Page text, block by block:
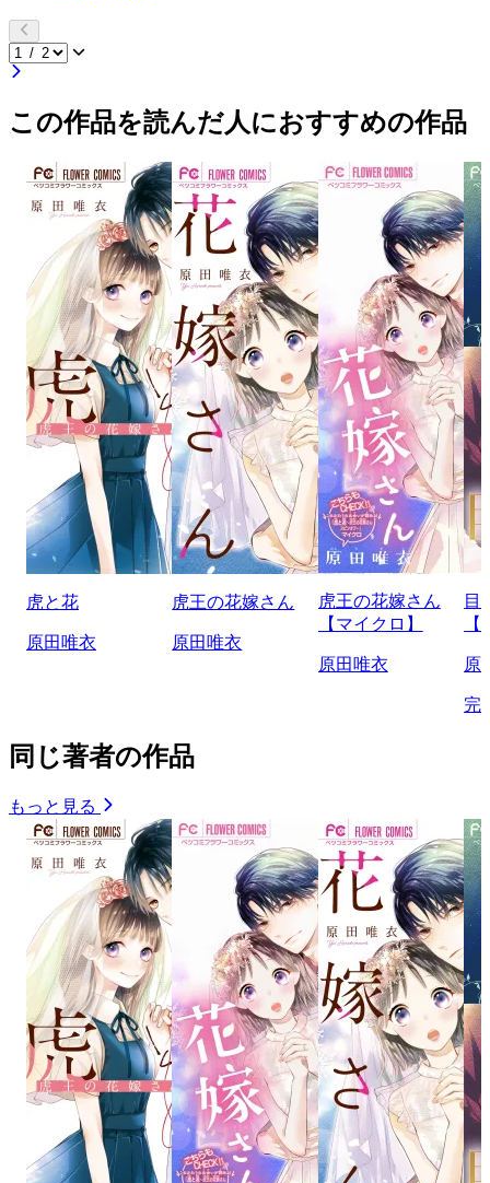
この作品を読んだ人におすすめの作品
虎と花
原田唯衣
虎王の花嫁さん
原田唯衣
虎王の花嫁さん
【マイクロ】
原田唯衣
目
原
完
同じ著者の作品
もっと見る